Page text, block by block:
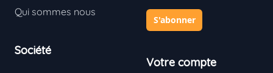
Qui sommes nous
Société
S'abonner
Votre compte